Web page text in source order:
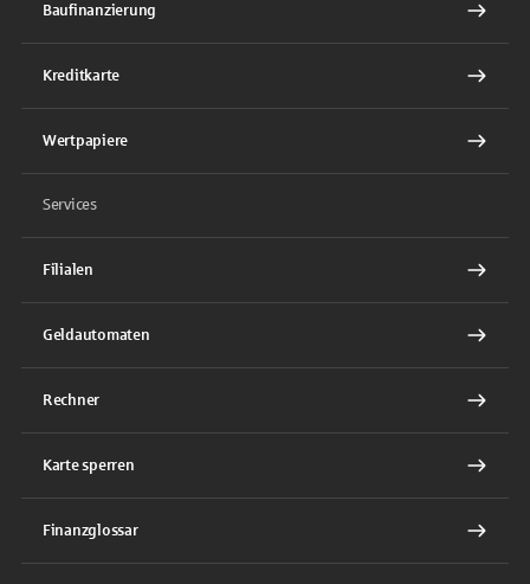
Baufinanzierung
Kreditkarte
Wertpapiere
Services
Filialen
Geldautomaten
Rechner
Karte sperren
Finanzglossar